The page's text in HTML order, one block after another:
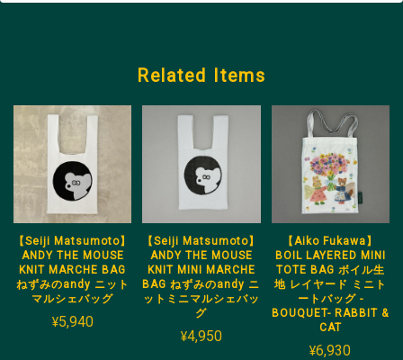
Related Items
【Seiji Matsumoto】
ANDY THE MOUSE
KNIT MARCHE BAG
ねずみのandy ニット
マルシェバッグ
¥5,940
【Seiji Matsumoto】
ANDY THE MOUSE
KNIT MINI MARCHE
BAG ねずみのandy ニ
ットミニマルシェバッ
グ
¥4,950
【Aiko Fukawa】
BOIL LAYERED MINI
TOTE BAG ボイル生
地 レイヤード ミニト
ートバッグ -
BOUQUET- RABBIT &
CAT
¥6,930